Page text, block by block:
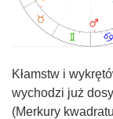
Kłamstw i
wychodzi już
(Merkury